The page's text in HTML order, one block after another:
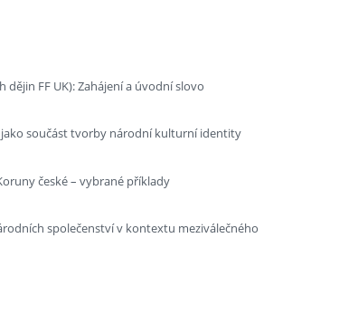
dějin FF UK): Zahájení a úvodní slovo
jako součást tvorby národní kulturní identity
české – vybrané příklady
společenství v kontextu meziválečného